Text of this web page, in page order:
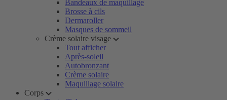
Bandeaux de maquillage
Brosse à cils
Dermaroller
Masques de sommeil
Crème solaire visage
Tout afficher
Après-soleil
Autobronzant
Crème solaire
Maquillage solaire
Corps